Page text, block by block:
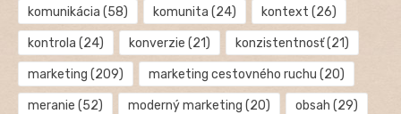
komunikácia (58) komunita (24) kontext (26)
kontrola (24) konverzie (21) konzistentnosť(21)
marketing (209) marketing cestovného ruchu (20)
meranie (52) moderný marketing (20) obsah (29)